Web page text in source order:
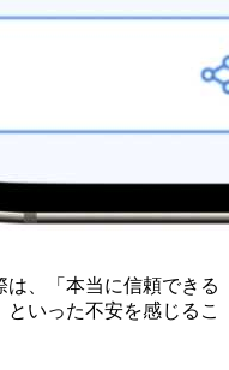
、「本当に信頼できる
いった不安を感じるこ